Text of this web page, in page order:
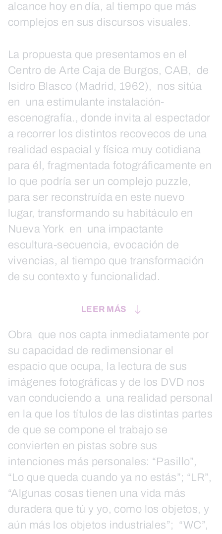
alcance hoy en día, al tiempo que más
complejos en sus discursos visuales.
La propuesta que presentamos en el
Centro de Arte Caja de Burgos, CAB, de
Isidro Blasco (Madrid, 1962), nos sitúa
en una estimulante instalación-
escenografía., donde invita al espectador
a recorrer los distintos recovecos de una
realidad espacial y física muy cotidiana
para él, fragmentada fotográficamente en
lo que podría ser un complejo puzzle,
para ser reconstruída en este nuevo
lugar, transformando su habitáculo en
Nueva York en una impactante
escultura-secuencia, evocación de
vivencias, al tiempo que transformación
de su contexto y funcionalidad.
LEER MÁS
Obra que nos capta inmediatamente por
su capacidad de redimensionar el
espacio que ocupa, la lectura de sus
imágenes fotográficas y de los DVD nos
van conduciendo a una realidad personal
en la que los títulos de las distintas partes
de que se compone el trabajo se
convierten en pistas sobre sus
intenciones más personales: “Pasillo”,
“Lo que queda cuando ya no estás”; “LR”,
“Algunas cosas tienen una vida más
duradera que tú y yo, como los objetos, y
aún más los objetos industriales”; “WC”,